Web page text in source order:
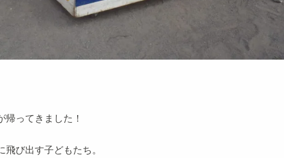
ってきました！
び出す子どもたち。